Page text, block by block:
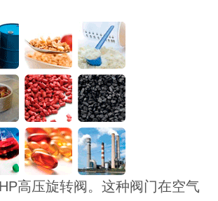
高压旋转阀。这种阀门在空气